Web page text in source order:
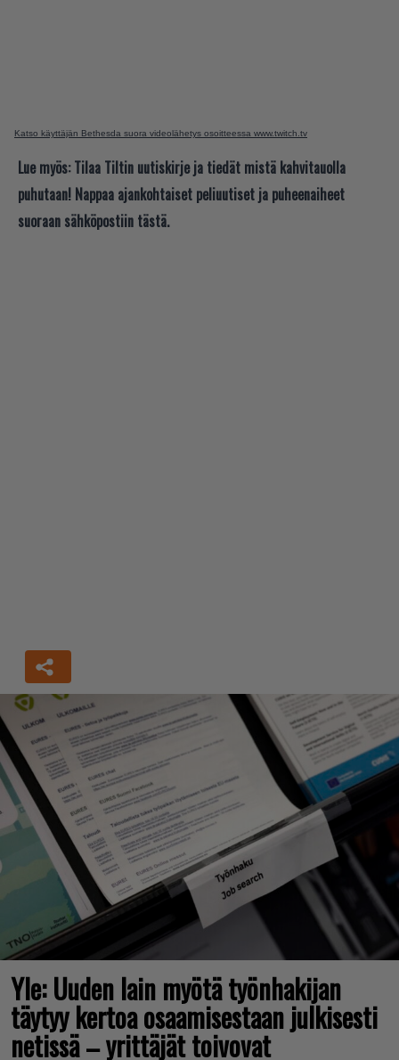
Katso käyttäjän Bethesda suora videolähetys osoitteessa www.twitch.tv
Lue myös: Tilaa Tiltin uutiskirje ja tiedät mistä kahvitauolla
puhutaan! Nappaa ajankohtaiset peliuutiset ja puheenaiheet
suoraan sähköpostiin tästä.
Yle: Uuden lain myötä työnhakijan
täytyy kertoa osaamisestaan julkisesti
netissä – yrittäjät toivovat